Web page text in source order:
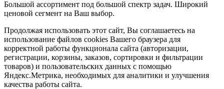
Большой ассортимент под большой спектр задач. Широкий
ценовой сегмент на Ваш выбор.
Продолжая использовать этот сайт, Вы соглашаетесь на
использование файлов cookies Вашего браузера для
корректной работы функционала сайта (авторизации,
регистрации, корзины, заказов, сортировки и фильтрации
товаров) и пользовательских данных с помощью
Яндекс.Метрика, необходимых для аналитики и улучшения
качества работы сайта.